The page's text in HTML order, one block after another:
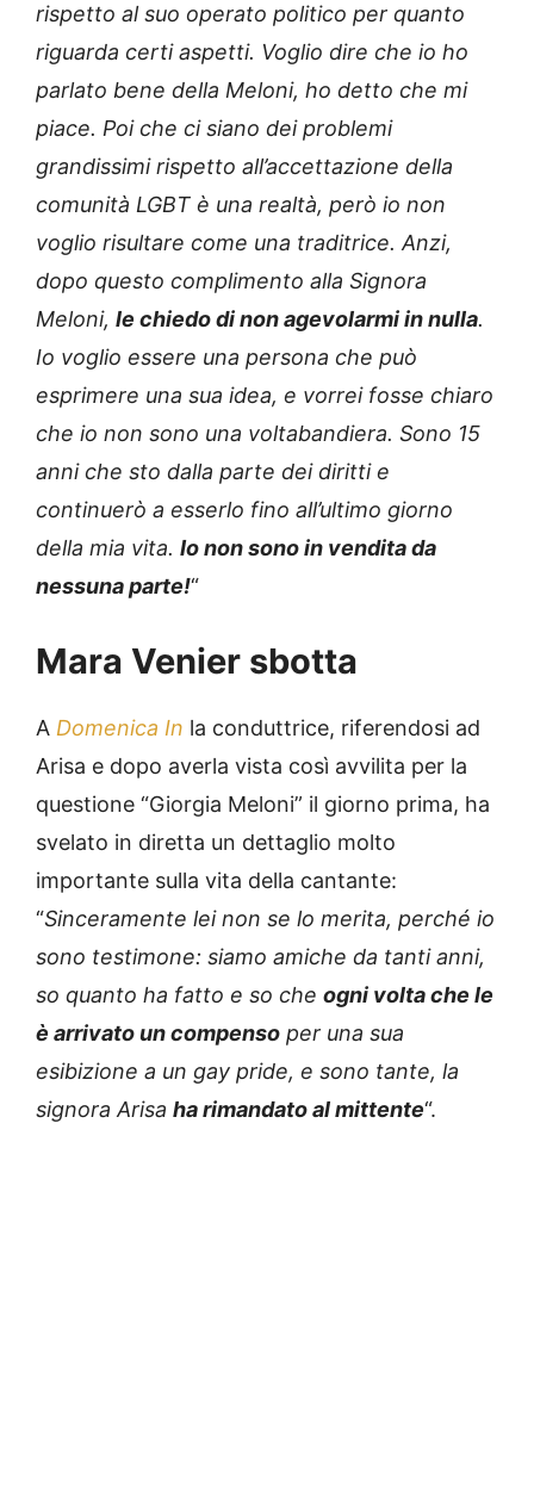
rispetto al suo operato politico per quanto
riguarda certi aspetti. Voglio dire che io ho
parlato bene della Meloni, ho detto che mi
piace. Poi che ci siano dei problemi
grandissimi rispetto all’accettazione della
comunità LGBT è una realtà, però io non
voglio risultare come una traditrice. Anzi,
dopo questo complimento alla Signora
Meloni, le chiedo di non agevolarmi in nulla.
Io voglio essere una persona che può
esprimere una sua idea, e vorrei fosse chiaro
che io non sono una voltabandiera. Sono 15
anni che sto dalla parte dei diritti e
continuerò a esserlo fino all’ultimo giorno
della mia vita. Io non sono in vendita da
nessuna parte!“
Mara Venier sbotta
A Domenica In la conduttrice, riferendosi ad
Arisa e dopo averla vista così avvilita per la
questione “Giorgia Meloni” il giorno prima, ha
svelato in diretta un dettaglio molto
importante sulla vita della cantante:
“Sinceramente lei non se lo merita, perché io
sono testimone: siamo amiche da tanti anni,
so quanto ha fatto e so che ogni volta che le
è arrivato un compenso per una sua
esibizione a un gay pride, e sono tante, la
signora Arisa ha rimandato al mittente“.